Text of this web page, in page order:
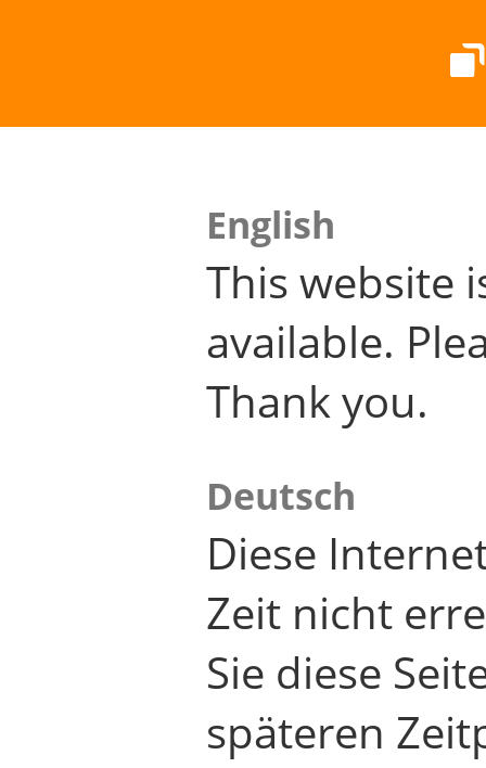
English
This website
available.
Thank you.
Deutsch
Diese
Zeit nicht
Sie diese
späteren